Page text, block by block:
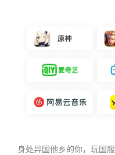
身处异国他乡的你，玩国